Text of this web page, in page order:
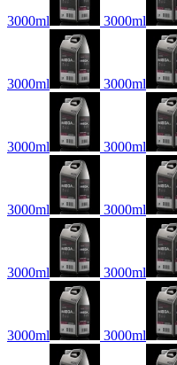
3000ml 3000ml
3000ml 3000ml
3000ml 3000ml
3000ml 3000ml
3000ml 3000ml
3000ml 3000ml